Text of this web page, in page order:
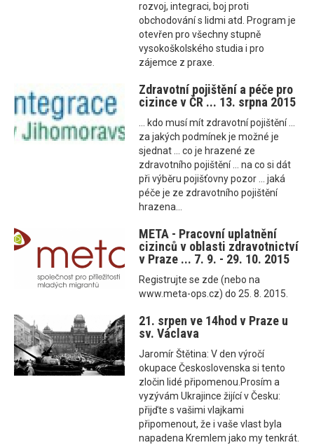
rozvoj, integraci, boj proti
obchodování s lidmi atd. Program je
otevřen pro všechny stupně
vysokoškolského studia i pro
zájemce z praxe.
Zdravotní pojištění a péče pro
cizince v ČR ... 13. srpna 2015
... kdo musí mít zdravotní pojištění ...
za jakých podmínek je možné je
sjednat ... co je hrazené ze
zdravotního pojištění ... na co si dát
při výběru pojišťovny pozor ... jaká
péče je ze zdravotního pojištění
hrazena...
META - Pracovní uplatnění
cizinců v oblasti zdravotnictví
v Praze ... 7. 9. - 29. 10. 2015
Registrujte se zde (nebo na
www.meta-ops.cz) do 25. 8. 2015.
21. srpen ve 14hod v Praze u
sv. Václava
Jaromír Štětina: V den výročí
okupace Československa si tento
zločin lidé připomenou.Prosím a
vyzývám Ukrajince žijící v Česku:
přijďte s vašimi vlajkami
připomenout, že i vaše vlast byla
napadena Kremlem jako my tenkrát.